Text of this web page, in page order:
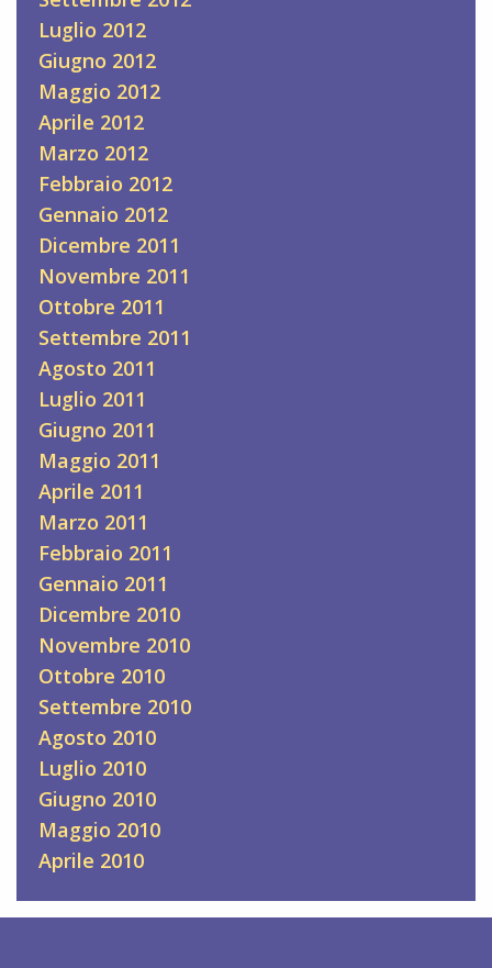
Luglio 2012
Giugno 2012
Maggio 2012
Aprile 2012
Marzo 2012
Febbraio 2012
Gennaio 2012
Dicembre 2011
Novembre 2011
Ottobre 2011
Settembre 2011
Agosto 2011
Luglio 2011
Giugno 2011
Maggio 2011
Aprile 2011
Marzo 2011
Febbraio 2011
Gennaio 2011
Dicembre 2010
Novembre 2010
Ottobre 2010
Settembre 2010
Agosto 2010
Luglio 2010
Giugno 2010
Maggio 2010
Aprile 2010